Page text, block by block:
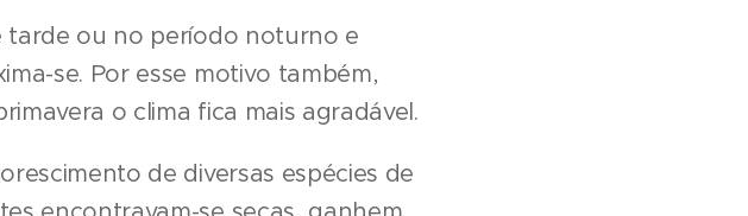
tarde ou no período noturno e
se. Por esse motivo também,
o clima fica mais agradável.
de diversas espécies de